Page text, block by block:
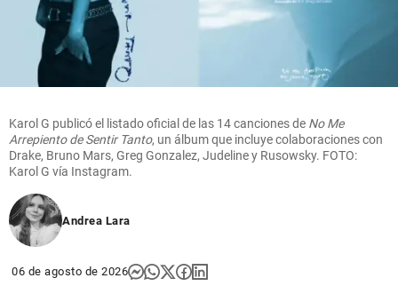
Karol G publicó el listado oficial de las 14 canciones de No Me
Arrepiento de Sentir Tanto, un álbum que incluye colaboraciones con
Drake, Bruno Mars, Greg Gonzalez, Judeline y Rusowsky. FOTO:
Karol G vía Instagram.
Andrea Lara
06 de agosto de 2026